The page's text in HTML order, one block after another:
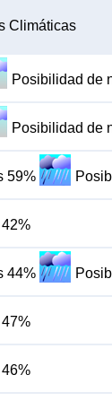
Climáticas
Posibilidad de
Posibilidad de
59%
44%